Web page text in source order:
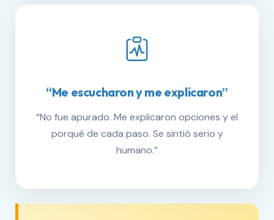
“Me escucharon y me explicaron”
“No fue apurado. Me explicaron opciones y el
porqué de cada paso. Se sintió serio y
humano.”